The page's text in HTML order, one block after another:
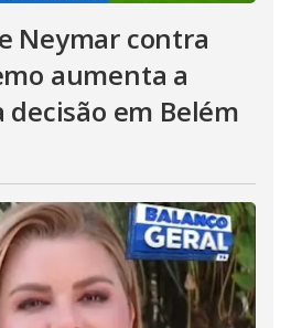
Neymar contra
aumenta a
em Belém